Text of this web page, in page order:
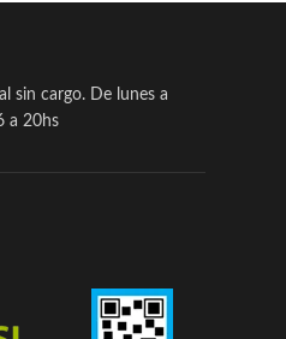
sin cargo. De lunes a
a 20hs